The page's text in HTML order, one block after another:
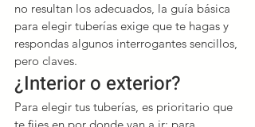
no resultan los adecuados, la guía básica
para elegir tuberías exige que te hagas y
respondas algunos interrogantes sencillos,
pero claves.
¿Interior o exterior?
Para elegir tus tuberías, es prioritario que